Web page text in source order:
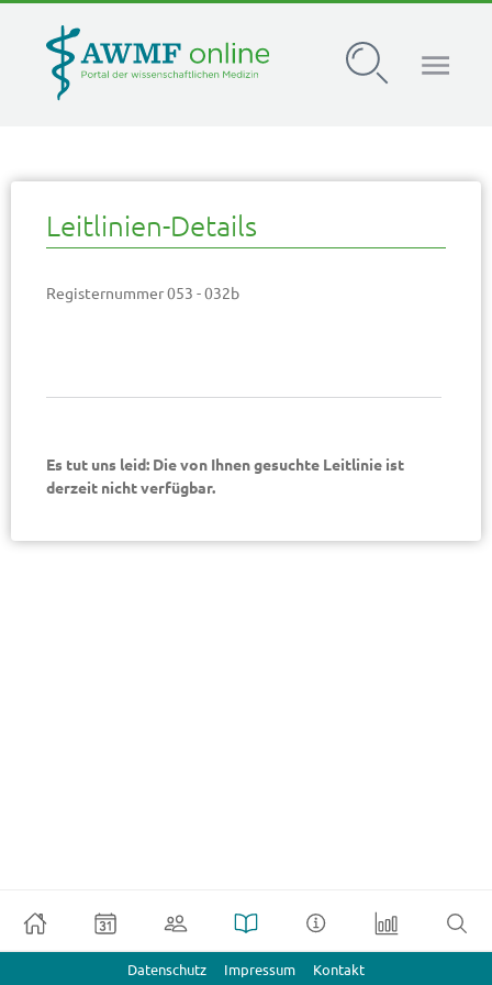
Leitlinien-Details
Registernummer 053 - 032b
Es tut uns leid: Die von Ihnen gesuchte Leitlinie ist
derzeit nicht verfügbar.
Datenschutz Impressum Kontakt